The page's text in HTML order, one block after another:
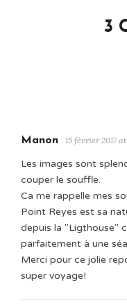
3
Manon 15 février 2017
Les images sont
couper le souffle.
Ca me rappelle mes
Point Reyes est sa
depuis la "Ligthouse"
parfaitement à une
Merci pour ce jolie
super voyage!